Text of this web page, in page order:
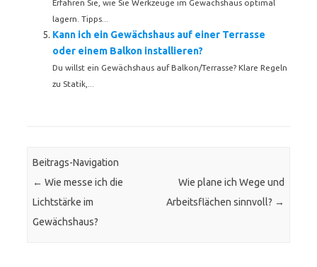
Erfahren Sie, wie Sie Werkzeuge im Gewächshaus optimal
lagern. Tipps...
Kann ich ein Gewächshaus auf einer Terrasse
oder einem Balkon installieren?
Du willst ein Gewächshaus auf Balkon/Terrasse? Klare Regeln
zu Statik,...
Beitrags-Navigation
← Wie messe ich die
Lichtstärke im
Gewächshaus?
Wie plane ich Wege und
Arbeitsflächen sinnvoll? →